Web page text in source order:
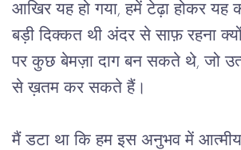
आखिर यह हो गया, हमें टेढ़ा होकर यह
बड़ी दिक्कत थी अंदर से साफ़ रहना
पर कुछ बेमज़ा दाग बन सकते थे, जो
से ख़तम कर सकते हैं।
मैं डटा था कि हम इस अनुभव में